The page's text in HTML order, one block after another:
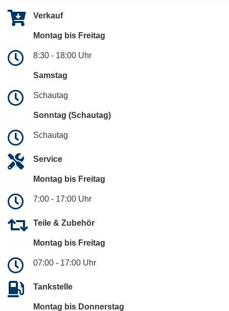
Verkauf
Montag bis Freitag
8:30 - 18:00 Uhr
Samstag
Schautag
Sonntag (Schautag)
Schautag
Service
Montag bis Freitag
7:00 - 17:00 Uhr
Teile & Zubehör
Montag bis Freitag
07:00 - 17:00 Uhr
Tankstelle
Montag bis Donnerstag